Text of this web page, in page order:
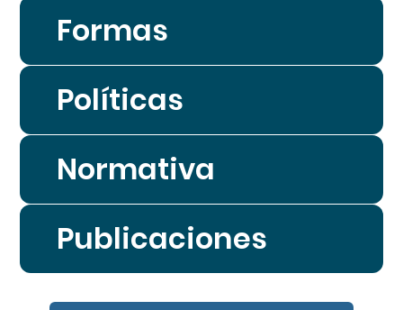
Formas
Políticas
Normativa
Publicaciones